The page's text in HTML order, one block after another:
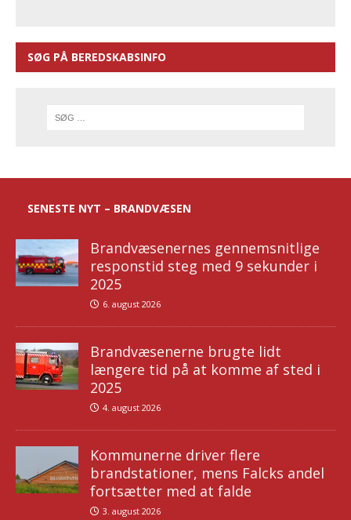
SØG PÅ BEREDSKABSINFO
SENESTE NYT – BRANDVÆSEN
Brandvæsenernes gennemsnitlige
responstid steg med 9 sekunder i
2025
6. august 2026
Brandvæsenerne brugte lidt
længere tid på at komme af sted i
2025
4. august 2026
Kommunerne driver flere
brandstationer, mens Falcks andel
fortsætter med at falde
3. august 2026